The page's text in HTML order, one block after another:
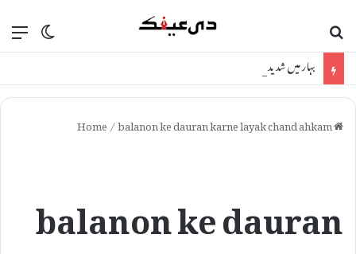
skin
/balanon ke dauran karne layak chand ahkam
balanon ke dauran